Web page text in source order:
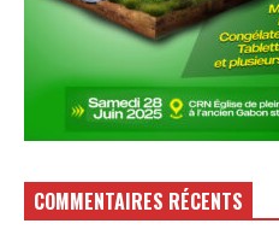
COMMENTAIRES RÉCENTS